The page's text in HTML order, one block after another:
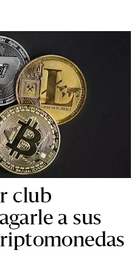
club
a sus